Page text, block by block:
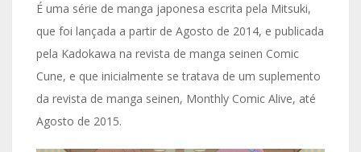
É uma série de manga japonesa escrita pela Mitsuki,
que foi lançada a partir de Agosto de 2014, e publicada
pela Kadokawa na revista de manga seinen Comic
Cune, e que inicialmente se tratava de um suplemento
da revista de manga seinen, Monthly Comic Alive, até
Agosto de 2015.